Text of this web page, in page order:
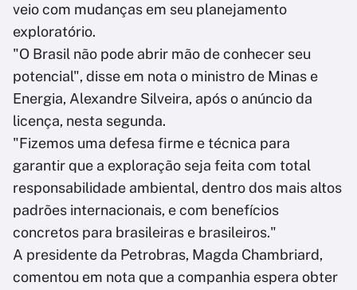
veio com mudanças em seu planejamento
exploratório.
"O Brasil não pode abrir mão de conhecer seu
potencial", disse em nota o ministro de Minas e
Energia, Alexandre Silveira, após o anúncio da
licença, nesta segunda.
"Fizemos uma defesa firme e técnica para
garantir que a exploração seja feita com total
responsabilidade ambiental, dentro dos mais altos
padrões internacionais, e com benefícios
concretos para brasileiras e brasileiros."
A presidente da Petrobras, Magda Chambriard,
comentou em nota que a companhia espera obter